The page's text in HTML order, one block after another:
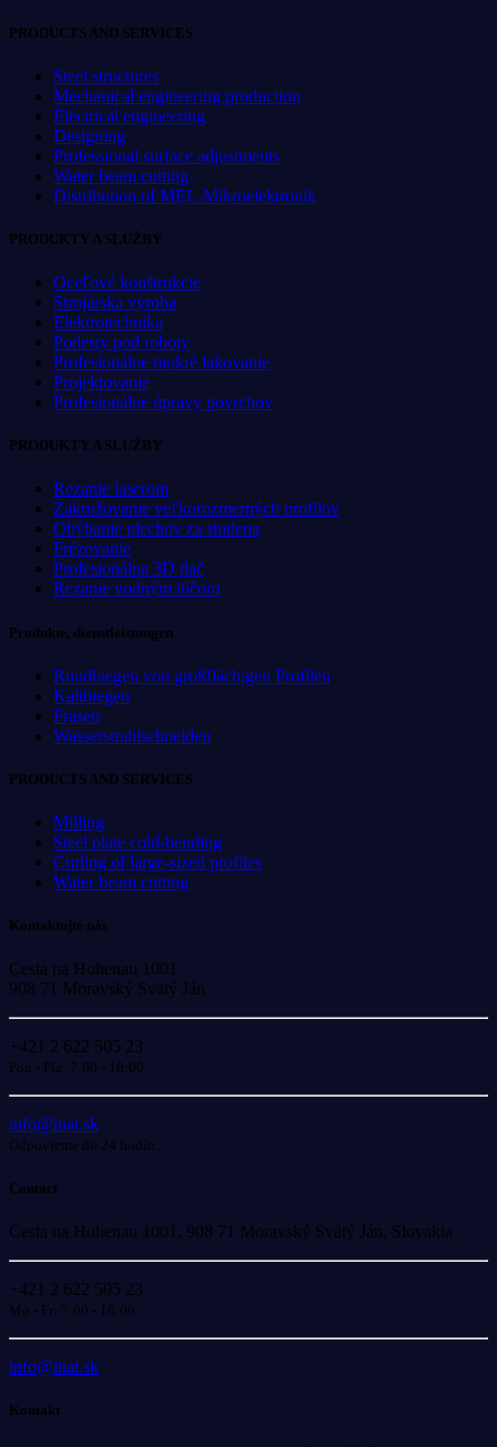
PRODUCTS AND SERVICES
Steel structures
Mechanical engineering production
Electrical engineering
Designing
Professional surface adjustments
Water beam cutting
Distribution of MEL-Mikroelektronik
PRODUKTY A SLUŽBY
Oceľové konštrukcie
Strojárska výroba
Elektrotechnika
Podesty pod roboty
Profesionálne mokré lakovanie
Projektovanie
Profesionálne úpravy povrchov
PRODUKTY A SLUŽBY
Rezanie laserom
Zakružovanie veľkorozmerných profilov
Ohýbanie plechov za studena
Frézovanie
Profesionálna 3D tlač
Rezanie vodným lúčom
Produkte, dienstleistungen
Rundbiegen von großflächigen Profilen
Kaltbiegen
Fräsen
Wasserstrahlschneiden
PRODUCTS AND SERVICES
Milling
Steel plate cold-bending
Curling of large-sized profiles
Water beam cutting
Kontaktujte nás
Cesta na Hohenau 1001
908 71 Moravský Svätý Ján
+421 2 622 505 23
Pon - Pia: 7:00 - 16:00
info@inat.sk
Odpovieme do 24 hodín.
Contact
Cesta na Hohenau 1001, 908 71 Moravský Svätý Ján, Slovakia
+421 2 622 505 23
Mo - Fr: 7:00 - 16:00
info@inat.sk
Kontakt